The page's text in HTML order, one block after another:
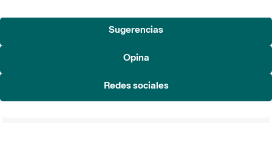
Sugerencias
Opina
Redes sociales